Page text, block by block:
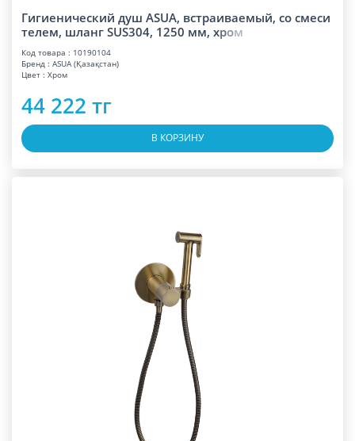
Гигиенический душ ASUA, встраиваемый, со смеси
телем, шланг SUS304, 1250 мм, хром
Код товара : 10190104
Бренд : ASUA (Қазақстан)
Цвет : Хром
44 222 тг
В КОРЗИНУ